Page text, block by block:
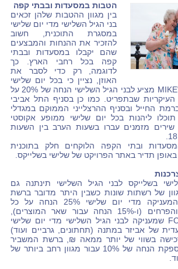
הטבות במסעדות ובבתי קפה
בין מגוון ההטבות שלהן זכאים
בני הגיל השלישי מדי יום שלישי
במסגרת התוכנית, חשוב
להזכיר את ההנחות והמבצעים
שהם יקבלו במסעדות ובבתי
קפה בכל רחבי הארץ. כך
לדוגמה, רק כדי לסבר את
האוזן, נציין כי בכל יום שלישי
מציע לבני הגיל השלישי הנחה של 20% על
שבתפריט. כמו כן בסניף התל אביבי
החייל ובסניף ההרצלייני הממוקם במגדלי
תוכלו ליהנות בכל יום שלישי ממופע אקוסטי
שירים מזמנים עברו בשעות הערב בין השעות
ובתי הקפה הלוקחים חלק בתוכנית
תדיר באתר הפרויקט של שלישי בשלייקס.
בשלייקס לבני הגיל השלישי תינתנה גם
של רשתות שונות כשבין היתר מדובר ברשת
, המעניקה מדי יום שלישי 25% הנחה על כל
העציצים והפרחים (ו-15% הנחה עבור שאר המוצרים),
שמעניקה לבני הגיל השלישי מדי יום שלישי
של אביזר במתנה (תחתונים, גרביים ועוד)
בשווי של יותר ממאה ₪, ברשת המשביר
לצרכן המספקת הנחה של 10% עבור מגוון רחב ביותר של